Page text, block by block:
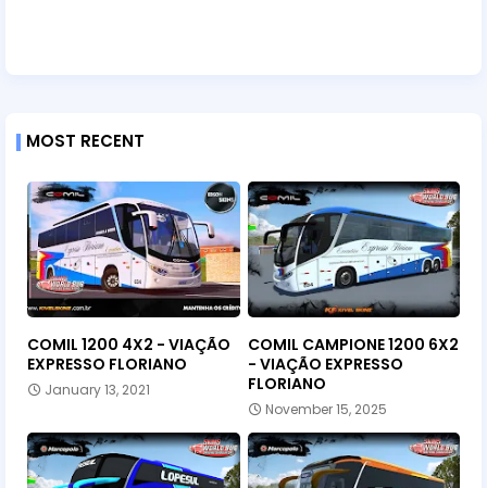
MOST RECENT
COMIL 1200 4X2 - VIAÇÃO
EXPRESSO FLORIANO
January 13, 2021
COMIL CAMPIONE 1200 6X2
- VIAÇÃO EXPRESSO
FLORIANO
November 15, 2025